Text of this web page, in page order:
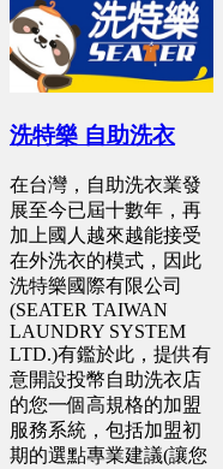
洗特樂 自助洗衣
在台灣，自助洗衣業發
展至今已屆十數年，再
加上國人越來越能接受
在外洗衣的模式，因此
洗特樂國際有限公司
(SEATER TAIWAN
LAUNDRY SYSTEM
LTD.)有鑑於此，提供有
意開設投幣自助洗衣店
的您一個高規格的加盟
服務系統，包括加盟初
期的選點專業建議(讓您